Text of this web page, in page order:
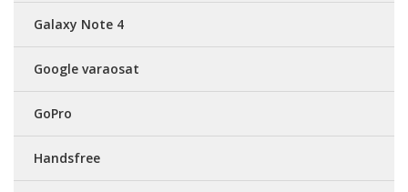
Galaxy Note 4
Google varaosat
GoPro
Handsfree